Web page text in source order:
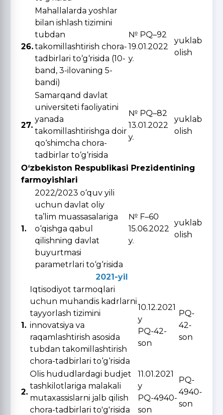
26.
Mahallalarda yoshlar
bilan ishlash tizimini
tubdan
takomillashtirish chora-
tadbirlari to‘g‘risida (10-
band, 3-ilovaning 5-
bandi)
№ PQ–92
19.01.2022
y.
yuklab
olish
27.
Samarqand davlat
universiteti faoliyatini
yanada
takomillashtirishga doir
qo‘shimcha chora-
tadbirlar to‘g‘risida
№ PQ–82
13.01.2022
y.
yuklab
olish
O‘zbekiston Respublikasi Prezidentining
farmoyishlari
1.
2022/2023 o‘quv yili
uchun davlat oliy
ta’lim muassasalariga
o‘qishga qabul
qilishning davlat
buyurtmasi
parametrlari to‘g‘risida
№ F–60
15.06.2022
y.
yuklab
olish
2021-yil
1.
Iqtisodiyot tarmoqlari
uchun muhandis kadrlarni
tayyorlash tizimini
innovatsiya va
raqamlashtirish asosida
tubdan takomillashtirish
chora-tadbirlari to‘g‘risida
10.12.2021
y
PQ-42-
son
PQ-
42-
son
2.
Olis hududlardagi budjet
tashkilotlariga malakali
mutaxassislarni jalb qilish
chora-tadbirlari to'g'risida
11.01.2021
y
PQ-4940-
son
PQ-
4940-
son